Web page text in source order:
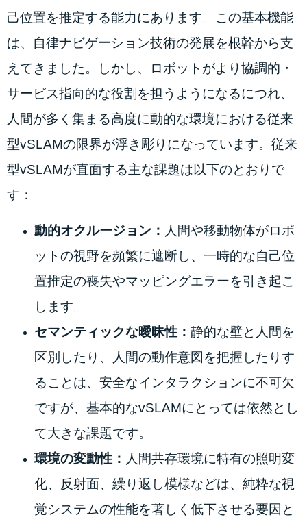
己位置を推定する能力にあります。この基本機能
は、自律ナビゲーション技術の発展を根幹から支
えてきました。しかし、ロボットがより協調的・
サービス指向的な役割を担うようになるにつれ、
人間が多く集まる高度に動的な環境における従来
型vSLAMの限界が浮き彫りになっています。従来
型vSLAMが直面する主な課題は以下のとおりで
す：
動的オクルージョン： 人間や移動物体がロボ
ットの視野を頻繁に遮断し、一時的な自己位
置推定の喪失やマッピングエラーを引き起こ
します。
セマンティックな曖昧性： 静的な壁と人間を
区別したり、人間の動作意図を把握したりす
ることは、安全なインタラクションに不可欠
ですが、基本的なvSLAMにとっては依然とし
て大きな課題です。
環境の変動性： 人間共存環境に特有の照明変
化、反射面、繰り返し模様などは、純粋な視
覚システムの性能を著しく低下させる要因と